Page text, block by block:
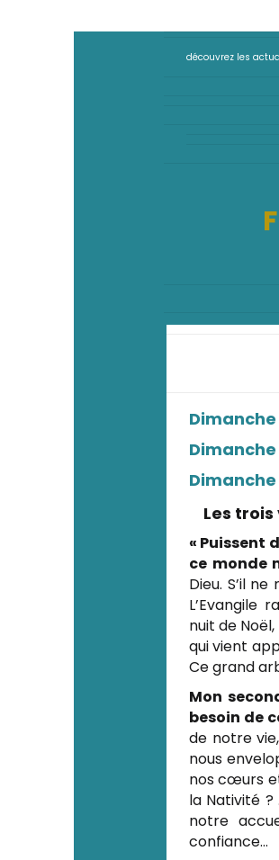
découvrez les
Les
« Puissent
ce monde
Dieu. S’il
L’Evangile
nuit de
qui vient
Ce grand
Mon
besoin de
de notre
nous
nos cœurs
la Nativité
notre
confiance…